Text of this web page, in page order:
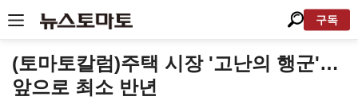
구독
(토마토칼럼)주택 시장 '고난의 행군'…
앞으로 최소 반년